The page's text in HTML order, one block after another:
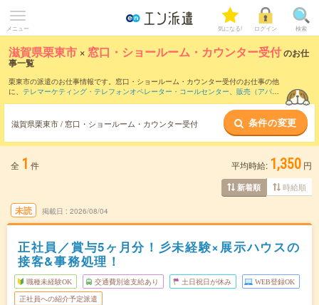
メニュー 気になる! ログイン 検索
滋賀県栗東市 × 窓口・ショールーム・カウンター受付のお仕
事一覧
栗東市の派遣のお仕事情報です。窓口・ショールーム・カウンター受付のお仕事の他
に、 テレマーケティング・テレフォンオペレーター・コールセンター、 販売（アパレ
などのこだわり条件で絞り込ん
でいただけます。職種辞典：窓口・ショールーム・カウンター受付のお仕事とは？と
は？
滋賀県栗東市 / 窓口・ショールーム・カウンター受付 条件の変更
全 1 件 平均時給: 1,350 円
新着順 時給順
未読 掲載日 2026/08/04
正社員／賞与5ヶ月分！彡未経験×展示ハウスの
接客&事務処理！
職種未経験OK 交通費別途支給あり 土日祝日が休み WEB登録OK
正社員への紹介予定派遣